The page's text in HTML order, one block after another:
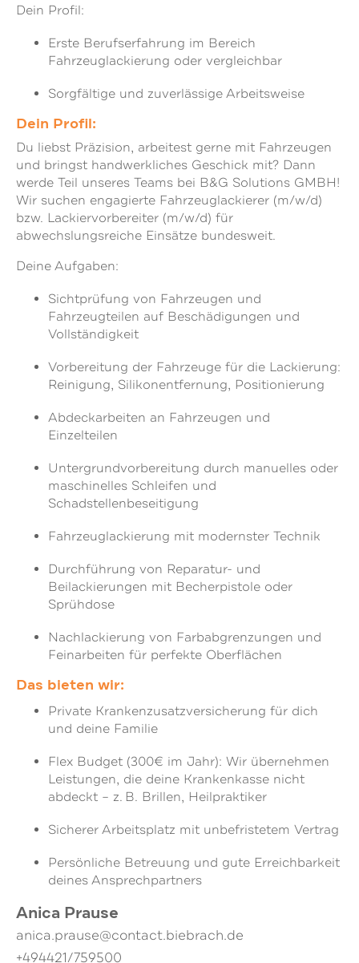
Dein Profil:
Erste Berufserfahrung im Bereich
Fahrzeuglackierung oder vergleichbar
Sorgfältige und zuverlässige Arbeitsweise
Dein Profil:
Du liebst Präzision, arbeitest gerne mit Fahrzeugen
und bringst handwerkliches Geschick mit? Dann
werde Teil unseres Teams bei B&G Solutions GMBH!
Wir suchen engagierte Fahrzeuglackierer (m/w/d)
bzw. Lackiervorbereiter (m/w/d) für
abwechslungsreiche Einsätze bundesweit.
Deine Aufgaben:
Sichtprüfung von Fahrzeugen und
Fahrzeugteilen auf Beschädigungen und
Vollständigkeit
Vorbereitung der Fahrzeuge für die Lackierung:
Reinigung, Silikonentfernung, Positionierung
Abdeckarbeiten an Fahrzeugen und
Einzelteilen
Untergrundvorbereitung durch manuelles oder
maschinelles Schleifen und
Schadstellenbeseitigung
Fahrzeuglackierung mit modernster Technik
Durchführung von Reparatur- und
Beilackierungen mit Becherpistole oder
Sprühdose
Nachlackierung von Farbabgrenzungen und
Feinarbeiten für perfekte Oberflächen
Das bieten wir:
Private Krankenzusatzversicherung für dich
und deine Familie
Flex Budget (300€ im Jahr): Wir übernehmen
Leistungen, die deine Krankenkasse nicht
abdeckt – z. B. Brillen, Heilpraktiker
Sicherer Arbeitsplatz mit unbefristetem Vertrag
Persönliche Betreuung und gute Erreichbarkeit
deines Ansprechpartners
Anica Prause
anica.prause@contact.biebrach.de
+494421/759500